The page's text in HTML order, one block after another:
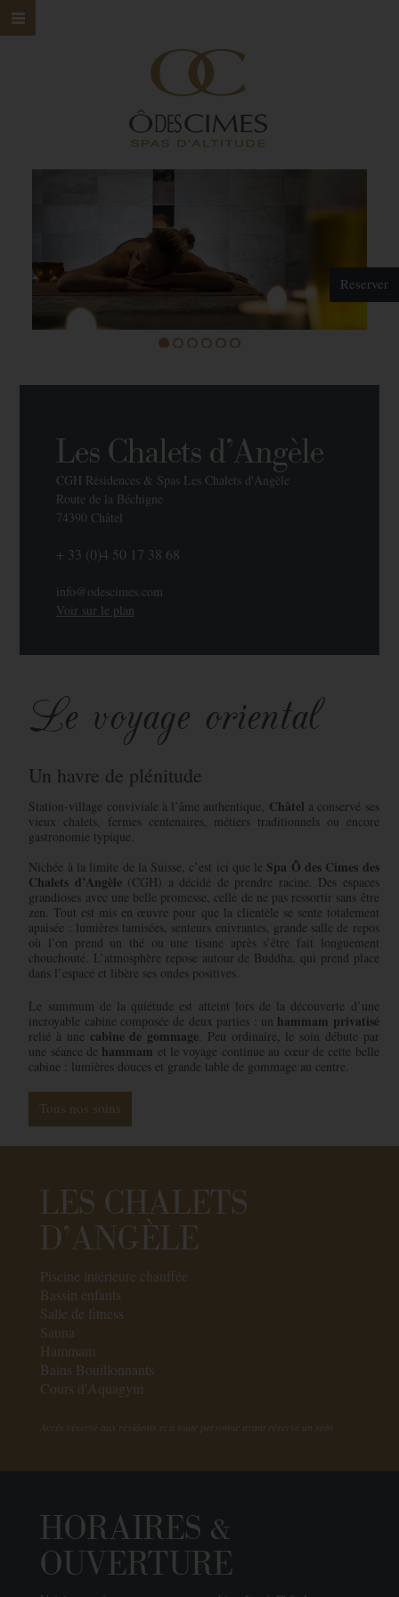
HOME
Ô DES CIMES
NOS SPAS
NOS MARQUES
BONS CADEAUX
Reserver
Les Chalets d'Angèle
CGH Résidences & Spas Les Chalets d'Angèle
Route de la Béchigne
74390 Châtel
+ 33 (0)4 50 17 38 68
info@odescimes.com
Voir sur le plan
Le voyage oriental
Un havre de plénitude
Station-village conviviale à l’âme authentique, Châtel a conservé ses
vieux chalets, fermes centenaires, métiers traditionnels ou encore
gastronomie typique.
Nichée à la limite de la Suisse, c’est ici que le Spa Ô des Cimes des
Chalets d’Angèle (CGH) a décidé de prendre racine. Des espaces
grandioses avec une belle promesse, celle de ne pas ressortir sans être
zen. Tout est mis en œuvre pour que la clientèle se sente totalement
apaisée : lumières tamisées, senteurs enivrantes, grande salle de repos
où l’on prend un thé ou une tisane après s’être fait longuement
chouchouté. L’atmosphère repose autour de Buddha, qui prend place
dans l’espace et libère ses ondes positives.
Le summum de la quiétude est atteint lors de la découverte d’une
incroyable cabine composée de deux parties : un hammam privatisé
relié à une cabine de gommage. Peu ordinaire, le soin débute par
une séance de hammam et le voyage continue au cœur de cette belle
cabine : lumières douces et grande table de gommage au centre.
Tous nos soins
LES CHALETS
D'ANGÈLE
Piscine intérieure chauffée
Bassin enfants
Salle de fitness
Sauna
Hammam
Bains Bouillonnants
Cours d'Aquagym
Accès réservé aux résidents et à toute personne ayant réservé un soin
HORAIRES &
OUVERTURE